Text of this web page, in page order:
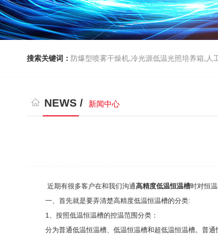
搜索关键词： 防爆型喷雾干燥机,冷光源低温光照培养箱,人
NEWS / 新闻中心
近期有很多客户在和我们沟通高精度低温恒温槽时对恒
一、首先就是要弄清楚高精度低温恒温槽的分类:
1、按照低温恒温槽的控温范围分类：
分为普通低温恒温槽、低温恒温槽和超低温恒温槽。普通